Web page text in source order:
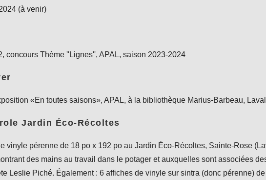
(à venir)
concours Thème ''Lignes'', APAL, saison 2023-2024
«En toutes saisons», APAL, à la bibliothèque Marius-Barbeau,
Jardin Éco-Récoltes
vinyle pérenne de 18 po x 192 po au Jardin Éco-Récoltes, Sainte-Rose
des mains au travail dans le potager et auxquelles sont associées
Leslie Piché. Également : 6 affiches de vinyle sur sintra (donc pérenne)